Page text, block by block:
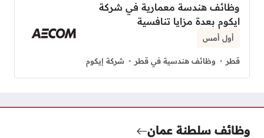
وظائف هندسة معمارية في شركة
ايكوم بعدة مزايا تنافسية
أول أمس
قطر وظائف هندسية في قطر شركة إيكوم
وظائف سلطنة عمان